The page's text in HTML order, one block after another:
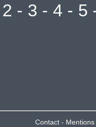
2 - 3 - 4 - 5
Contact -